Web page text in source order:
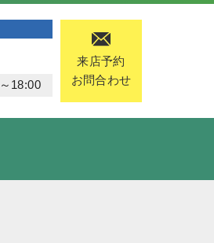
18:00
来店予約
お問合わせ